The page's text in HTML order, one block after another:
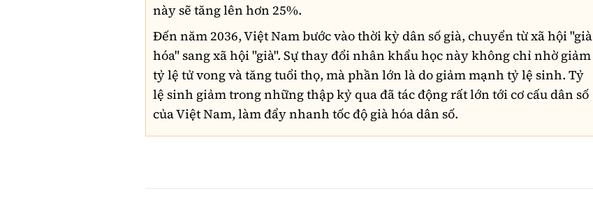
này sẽ tăng lên hơn 25%.
Đến năm 2036, Việt Nam bước vào thời kỳ dân số già, chuyển từ xã hội "già
hóa" sang xã hội "già". Sự thay đổi nhân khẩu học này không chỉ nhờ giảm
tỷ lệ tử vong và tăng tuổi thọ, mà phần lớn là do giảm mạnh tỷ lệ sinh. Tỷ
lệ sinh giảm trong những thập kỷ qua đã tác động rất lớn tới cơ cấu dân số
của Việt Nam, làm đẩy nhanh tốc độ già hóa dân số.